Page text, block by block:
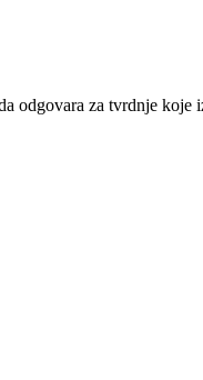
odgovara za tvrdnje koje